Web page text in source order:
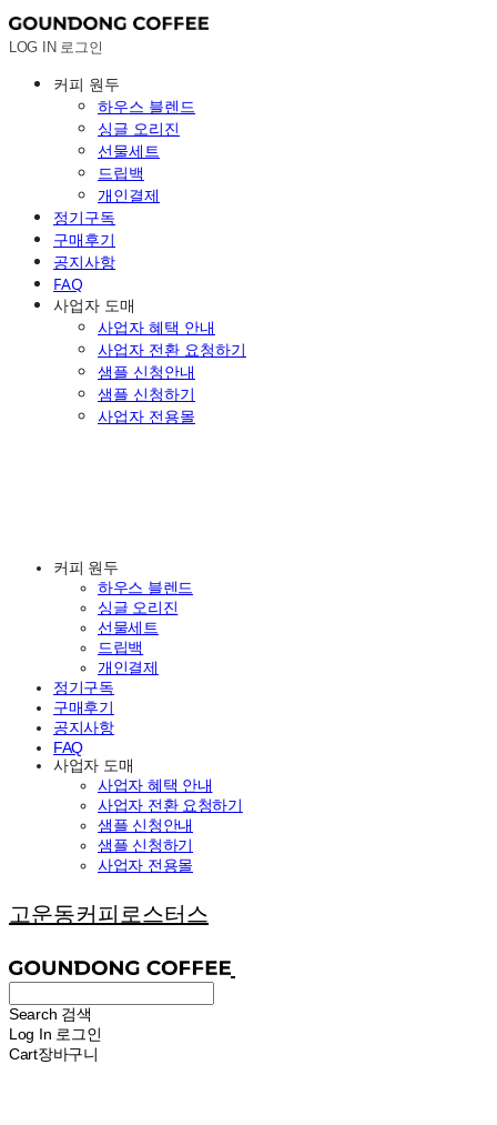
LOG IN 로그인
커피 원두
하우스 블렌드
싱글 오리진
선물세트
드립백
개인결제
정기구독
구매후기
공지사항
FAQ
사업자 도매
사업자 혜택 안내
사업자 전환 요청하기
샘플 신청안내
샘플 신청하기
사업자 전용몰
커피 원두
하우스 블렌드
싱글 오리진
선물세트
드립백
개인결제
정기구독
구매후기
공지사항
FAQ
사업자 도매
사업자 혜택 안내
사업자 전환 요청하기
샘플 신청안내
샘플 신청하기
사업자 전용몰
고운동커피로스터스
Search 검색
Log In 로그인
Cart장바구니